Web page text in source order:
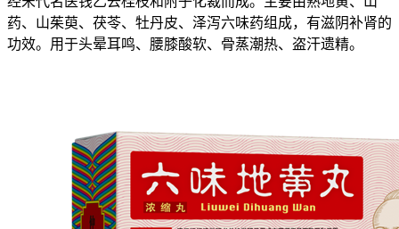
药、山茱萸、茯苓、牡丹皮、泽泻六味药组成，有滋阴补肾的
功效。用于头晕耳鸣、腰膝酸软、骨蒸潮热、盗汗遗精。